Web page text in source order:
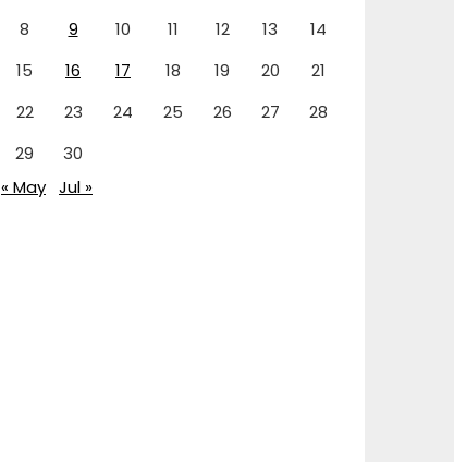
8
9 10 11 12 13
14
15
16 17 18 19 20
21
22
23 24 25 26 27
28
29
30
« May Jul »